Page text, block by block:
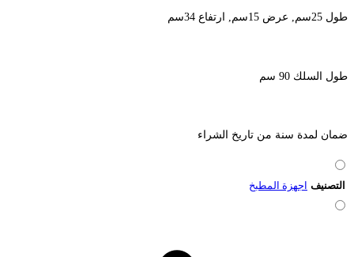
طول 25سم, عرض 15سم, ارتفاع 34سم
طول السلك 90 سم
ضمان لمدة سنة من تاريخ الشراء
التصنيف اجهزة المطبخ